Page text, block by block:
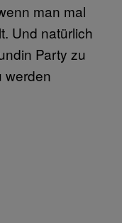
man mal
Und natürlich
Party zu
werden